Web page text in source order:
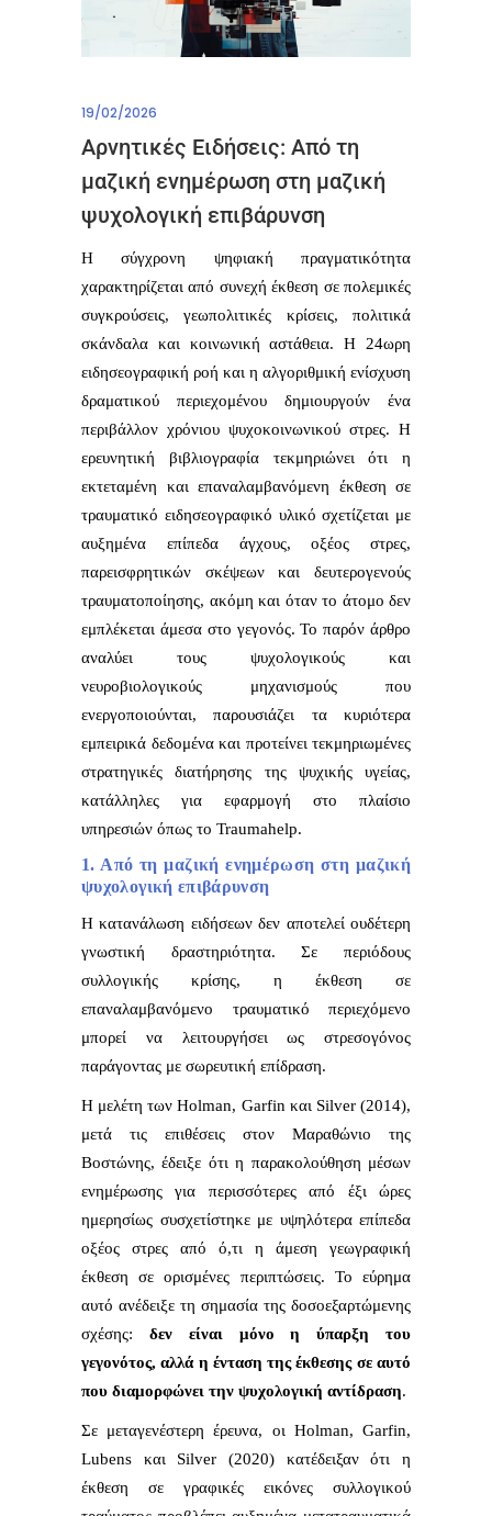
19/02/2026
Αρνητικές Ειδήσεις: Από τη
μαζική ενημέρωση στη μαζική
ψυχολογική επιβάρυνση
Η σύγχρονη ψηφιακή πραγματικότητα
χαρακτηρίζεται από συνεχή έκθεση σε πολεμικές
συγκρούσεις, γεωπολιτικές κρίσεις, πολιτικά
σκάνδαλα και κοινωνική αστάθεια. Η 24ωρη
ειδησεογραφική ροή και η αλγοριθμική ενίσχυση
δραματικού περιεχομένου δημιουργούν ένα
περιβάλλον χρόνιου ψυχοκοινωνικού στρες. Η
ερευνητική βιβλιογραφία τεκμηριώνει ότι η
εκτεταμένη και επαναλαμβανόμενη έκθεση σε
τραυματικό ειδησεογραφικό υλικό σχετίζεται με
αυξημένα επίπεδα άγχους, οξέος στρες,
παρεισφρητικών σκέψεων και δευτερογενούς
τραυματοποίησης, ακόμη και όταν το άτομο δεν
εμπλέκεται άμεσα στο γεγονός. Το παρόν άρθρο
αναλύει τους ψυχολογικούς και
νευροβιολογικούς μηχανισμούς που
ενεργοποιούνται, παρουσιάζει τα κυριότερα
εμπειρικά δεδομένα και προτείνει τεκμηριωμένες
στρατηγικές διατήρησης της ψυχικής υγείας,
κατάλληλες για εφαρμογή στο πλαίσιο
υπηρεσιών όπως το Traumahelp.
1. Από τη μαζική ενημέρωση στη μαζική
ψυχολογική επιβάρυνση
Η κατανάλωση ειδήσεων δεν αποτελεί ουδέτερη
γνωστική δραστηριότητα. Σε περιόδους
συλλογικής κρίσης, η έκθεση σε
επαναλαμβανόμενο τραυματικό περιεχόμενο
μπορεί να λειτουργήσει ως στρεσογόνος
παράγοντας με σωρευτική επίδραση.
Η μελέτη των Holman, Garfin και Silver (2014),
μετά τις επιθέσεις στον Μαραθώνιο της
Βοστώνης, έδειξε ότι η παρακολούθηση μέσων
ενημέρωσης για περισσότερες από έξι ώρες
ημερησίως συσχετίστηκε με υψηλότερα επίπεδα
οξέος στρες από ό,τι η άμεση γεωγραφική
έκθεση σε ορισμένες περιπτώσεις. Το εύρημα
αυτό ανέδειξε τη σημασία της δοσοεξαρτώμενης
σχέσης: δεν είναι μόνο η ύπαρξη του
γεγονότος, αλλά η ένταση της έκθεσης σε αυτό
που διαμορφώνει την ψυχολογική αντίδραση.
Σε μεταγενέστερη έρευνα, οι Holman, Garfin,
Lubens και Silver (2020) κατέδειξαν ότι η
έκθεση σε γραφικές εικόνες συλλογικού